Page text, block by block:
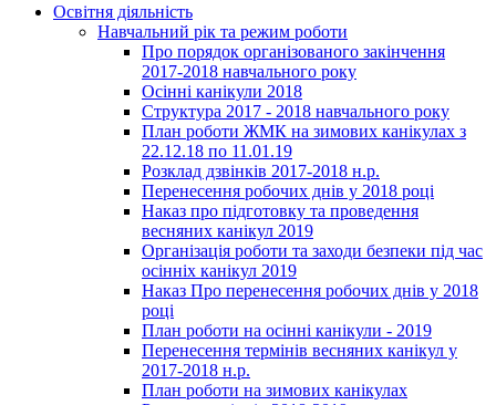
Освітня діяльність
Навчальний рік та режим роботи
Про порядок організованого закінчення
2017-2018 навчального року
Осінні канікули 2018
Структура 2017 - 2018 навчального року
План роботи ЖМК на зимових канікулах з
22.12.18 по 11.01.19
Розклад дзвінків 2017-2018 н.р.
Перенесення робочих днів у 2018 році
Наказ про підготовку та проведення
весняних канікул 2019
Організація роботи та заходи безпеки під час
осінніх канікул 2019
Наказ Про перенесення робочих днів у 2018
році
План роботи на осінні канікули - 2019
Перенесення термінів весняних канікул у
2017-2018 н.р.
План роботи на зимових канікулах